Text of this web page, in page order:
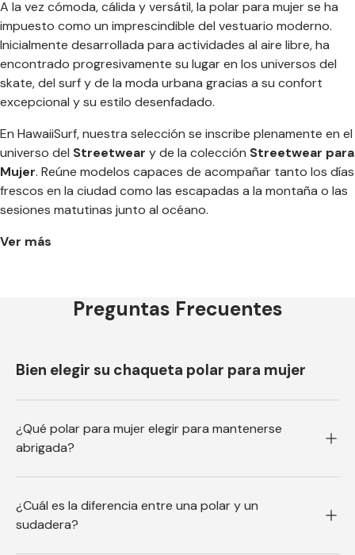
A la vez cómoda, cálida y versátil, la polar para mujer se ha
impuesto como un imprescindible del vestuario moderno.
Inicialmente desarrollada para actividades al aire libre, ha
encontrado progresivamente su lugar en los universos del
skate, del surf y de la moda urbana gracias a su confort
excepcional y su estilo desenfadado.
En HawaiiSurf, nuestra selección se inscribe plenamente en el
universo del Streetwear y de la colección Streetwear para
Mujer. Reúne modelos capaces de acompañar tanto los días
frescos en la ciudad como las escapadas a la montaña o las
sesiones matutinas junto al océano.
Ver más
Preguntas Frecuentes
Bien elegir su chaqueta polar para mujer
¿Qué polar para mujer elegir para mantenerse
abrigada?
¿Cuál es la diferencia entre una polar y un
sudadera?